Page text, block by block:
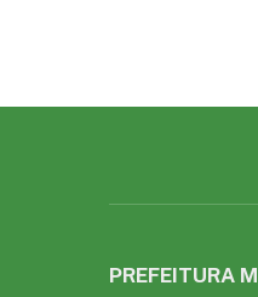
PREFEITURA